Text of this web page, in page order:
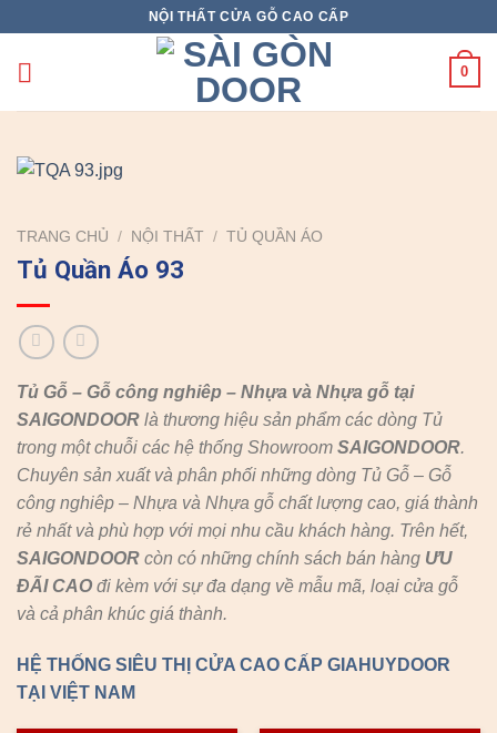
content
NỘI THẤT CỬA GỖ CAO CẤP
0
TRANG CHỦ / NỘI THẤT / TỦ QUẦN ÁO
Tủ Quần Áo 93
Tủ Gỗ – Gỗ công nghiêp – Nhựa và Nhựa gỗ tại
SAIGONDOOR là thương hiệu sản phẩm các dòng Tủ
trong một chuỗi các hệ thống Showroom SAIGONDOOR.
Chuyên sản xuất và phân phối những dòng Tủ Gỗ – Gỗ
công nghiêp – Nhựa và Nhựa gỗ chất lượng cao, giá thành
rẻ nhất và phù hợp với mọi nhu cầu khách hàng. Trên hết,
SAIGONDOOR còn có những chính sách bán hàng ƯU
ĐÃI CAO đi kèm với sự đa dạng về mẫu mã, loại cửa gỗ
và cả phân khúc giá thành.
HỆ THỐNG SIÊU THỊ CỬA CAO CẤP GIAHUYDOOR
TẠI VIỆT NAM